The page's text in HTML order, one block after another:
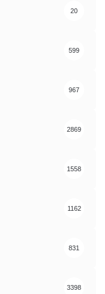
20
599
967
2869
1558
1162
831
3398